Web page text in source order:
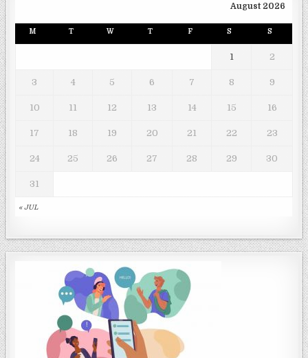
August 2026
M T W T F S S
« JUL
1 2
3 4 5 6 7 8 9
10 11 12 13 14 15 16
17 18 19 20 21 22 23
24 25 26 27 28 29 30
31